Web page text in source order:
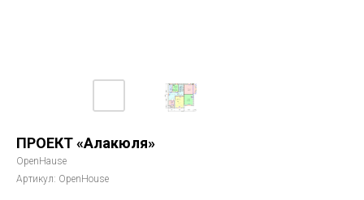
ПРОЕКТ «Алакюля»
OpenHause
Артикул: OpenHouse